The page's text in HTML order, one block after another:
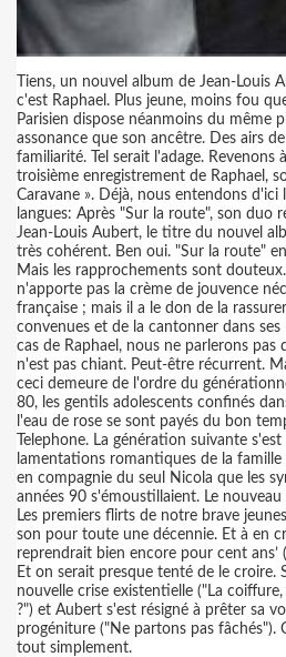
Tiens, un nouvel album de Jean-Louis
c'est Raphael. Plus jeune, moins fou
Parisien dispose néanmoins du même
assonance que son ancêtre. Des airs
familiarité. Tel serait l'adage. Revenons
troisième enregistrement de Raphael,
Caravane ». Déjà, nous entendons d'ici
langues: Après "Sur la route", son duo
Jean-Louis Aubert, le titre du nouvel
très cohérent. Ben oui. "Sur la route"
Mais les rapprochements sont
n'apporte pas la crème de jouvence
française ; mais il a le don de la
convenues et de la cantonner dans
cas de Raphael, nous ne parlerons pas
n'est pas chiant. Peut-être récurrent.
ceci demeure de l'ordre du
80, les gentils adolescents confinés
l'eau de rose se sont payés du bon
Telephone. La génération suivante
lamentations romantiques de la famille
en compagnie du seul Nicola que les
années 90 s'émoustillaient. Le nouveau
Les premiers flirts de notre brave
son pour toute une décennie. Et à en
reprendrait bien encore pour cent
Et on serait presque tenté de le croire.
nouvelle crise existentielle ("La
?") et Aubert s'est résigné à prêter sa
progéniture ("Ne partons pas fâchés").
tout simplement.